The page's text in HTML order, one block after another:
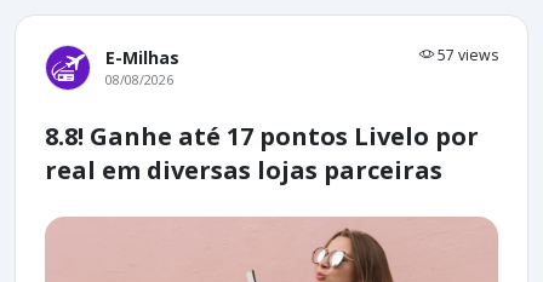
E-Milhas 57 views
08/08/2026
8.8! Ganhe até 17 pontos Livelo por
real em diversas lojas parceiras